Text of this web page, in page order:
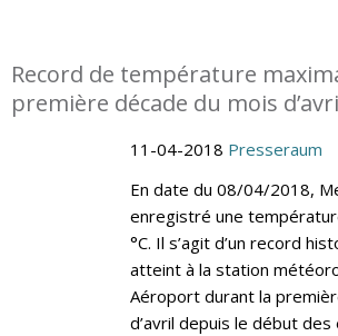
Record de température
première décade du mois
11-04-2018 Presseraum
En date du 08/04/2018,
enregistré une
°C. Il s’agit d’un record
atteint à la station
Aéroport durant la
d’avril depuis le début